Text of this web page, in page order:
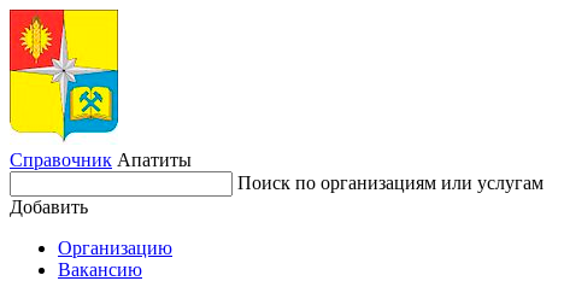
Справочник Апатиты
Поиск по организациям или услугам
Добавить
Организацию
Вакансию